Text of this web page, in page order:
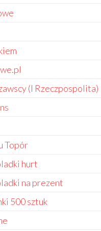
(I Rzeczpospolita)
Topór
hurt
na prezent
500 sztuk